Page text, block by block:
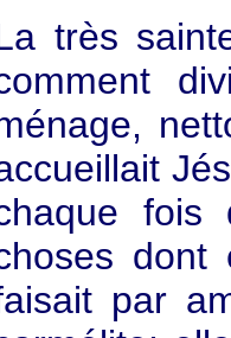
très
fois
dont
par